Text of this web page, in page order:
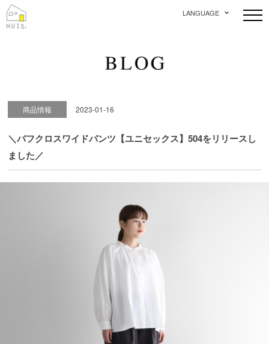
LANGUAGE
商品情報 2023-01-16
＼バフクロスワイドパンツ【ユニセックス】504をリリースし
ました／